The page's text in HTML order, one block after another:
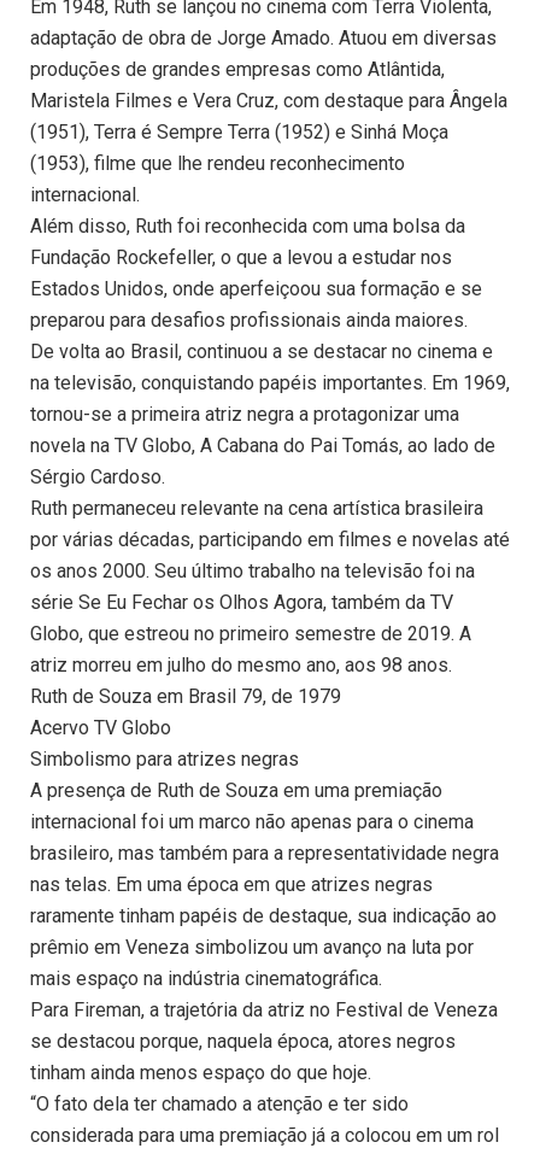
Em 1948, Ruth se lançou no cinema com Terra Violenta,
adaptação de obra de Jorge Amado. Atuou em diversas
produções de grandes empresas como Atlântida,
Maristela Filmes e Vera Cruz, com destaque para Ângela
(1951), Terra é Sempre Terra (1952) e Sinhá Moça
(1953), filme que lhe rendeu reconhecimento
internacional.
Além disso, Ruth foi reconhecida com uma bolsa da
Fundação Rockefeller, o que a levou a estudar nos
Estados Unidos, onde aperfeiçoou sua formação e se
preparou para desafios profissionais ainda maiores.
De volta ao Brasil, continuou a se destacar no cinema e
na televisão, conquistando papéis importantes. Em 1969,
tornou-se a primeira atriz negra a protagonizar uma
novela na TV Globo, A Cabana do Pai Tomás, ao lado de
Sérgio Cardoso.
Ruth permaneceu relevante na cena artística brasileira
por várias décadas, participando em filmes e novelas até
os anos 2000. Seu último trabalho na televisão foi na
série Se Eu Fechar os Olhos Agora, também da TV
Globo, que estreou no primeiro semestre de 2019. A
atriz morreu em julho do mesmo ano, aos 98 anos.
Ruth de Souza em Brasil 79, de 1979
Acervo TV Globo
Simbolismo para atrizes negras
A presença de Ruth de Souza em uma premiação
internacional foi um marco não apenas para o cinema
brasileiro, mas também para a representatividade negra
nas telas. Em uma época em que atrizes negras
raramente tinham papéis de destaque, sua indicação ao
prêmio em Veneza simbolizou um avanço na luta por
mais espaço na indústria cinematográfica.
Para Fireman, a trajetória da atriz no Festival de Veneza
se destacou porque, naquela época, atores negros
tinham ainda menos espaço do que hoje.
“O fato dela ter chamado a atenção e ter sido
considerada para uma premiação já a colocou em um rol